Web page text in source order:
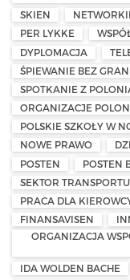
SKIEN
PER LYKKE
DYPLOMACJA
ŚPIEWANIE BEZ
SPOTKANIE Z
ORGANIZACJE
POLSKIE SZKOŁY W
NOWE PRAWO
POSTEN
POSTEN
SEKTOR
PRACA DLA
FINANSAVISEN
ORGANIZACJA
IDA WOLDEN BACHE